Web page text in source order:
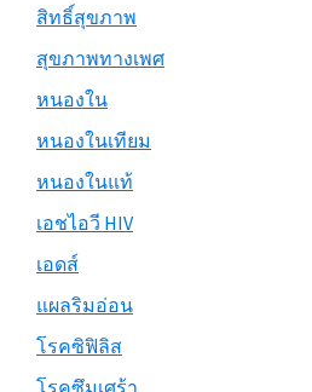
สิทธิ์สุขภาพ
สุขภาพทางเพศ
หนองใน
หนองในเทียม
หนองในแท้
เอชไอวี HIV
เอดส์
แผลริมอ่อน
โรคซิฟิลิส
โรคซึมเศร้า